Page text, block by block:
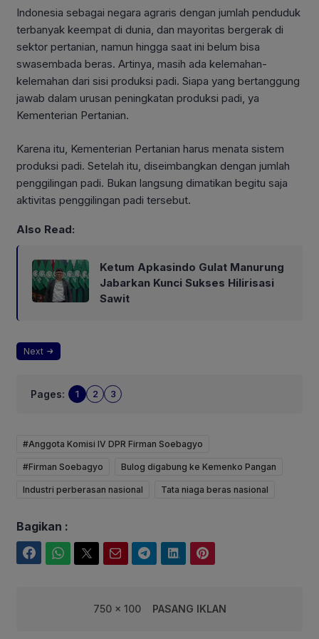
Indonesia sebagai negara agraris dengan jumlah penduduk
terbanyak keempat di dunia, dan mayoritas bergerak di
sektor pertanian, namun hingga saat ini belum bisa
swasembada beras. Artinya, masih ada kelemahan-
kelemahan dari sisi produksi padi. Siapa yang bertanggung
jawab dalam urusan peningkatan produksi padi, ya
Kementerian Pertanian.
Karena itu, Kementerian Pertanian harus menata sistem
produksi padi. Setelah itu, diseimbangkan dengan jumlah
penggilingan padi. Bukan langsung dimatikan begitu saja
aktivitas penggilingan padi tersebut.
Also Read:
Ketum Apkasindo Gulat Manurung
Jabarkan Kunci Sukses Hilirisasi
Sawit
Next
Pages: 1 2 3
#Anggota Komisi IV DPR Firman Soebagyo
#Firman Soebagyo Bulog digabung ke Kemenko Pangan
Industri perberasan nasional Tata niaga beras nasional
Bagikan :
750 x 100 PASANG IKLAN